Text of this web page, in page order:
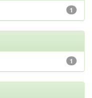
1
1